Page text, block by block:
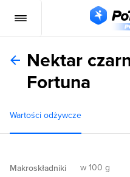
Nektar
Fortuna
Wartości odżywcze
Makroskładniki w 100 g